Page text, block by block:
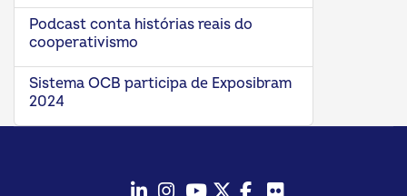
Podcast conta histórias reais do
cooperativismo
Sistema OCB participa de Exposibram
2024